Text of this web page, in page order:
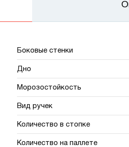
Боковые стенки
Дно
Морозостойкость
Вид ручек
Количество в стопке
Количество на паллете